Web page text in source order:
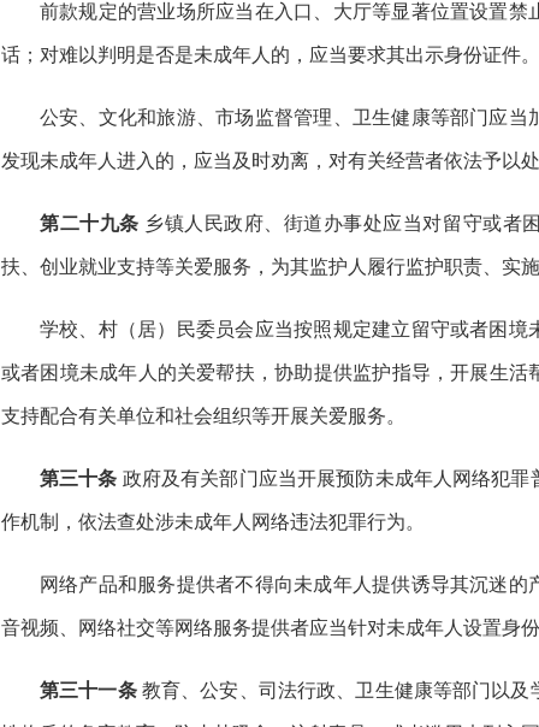
前款规定的营业场所应当在入口、大厅等显著位置设置
话；对难以判明是否是未成年人的，应当要求其出示身份证件。
公安、文化和旅游、市场监督管理、卫生健康等部门应
发现未成年人进入的，应当及时劝离，对有关经营者依法予以
第二十九条 乡镇人民政府、街道办事处应当对留守或者
扶、创业就业支持等关爱服务，为其监护人履行监护职责、实
学校、村（居）民委员会应当按照规定建立留守或者困
或者困境未成年人的关爱帮扶，协助提供监护指导，开展生
支持配合有关单位和社会组织等开展关爱服务。
第三十条 政府及有关部门应当开展预防未成年人网络犯
作机制，依法查处涉未成年人网络违法犯罪行为。
网络产品和服务提供者不得向未成年人提供诱导其沉迷
音视频、网络社交等网络服务提供者应当针对未成年人设置身
第三十一条教育、公安、司法行政、卫生健康等部门以